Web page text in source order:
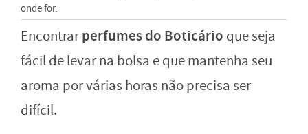
onde for.
Encontrarperfumes do Boticário que seja
fácil de levar na bolsa e que mantenha seu
aroma por várias horas não precisa ser
difícil.